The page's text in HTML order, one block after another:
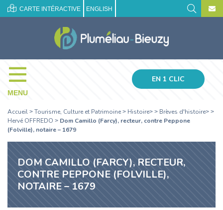
CARTE INTÉRACTIVE ENGLISH
MENU
EN 1 CLIC
Accueil > Tourisme, Culture et Patrimoine > Histoire> > Brèves d'histoire> >
Hervé OFFREDO > Dom Camillo (Farcy), recteur, contre Peppone
(Folville), notaire – 1679
DOM CAMILLO (FARCY), RECTEUR,
CONTRE PEPPONE (FOLVILLE),
NOTAIRE – 1679